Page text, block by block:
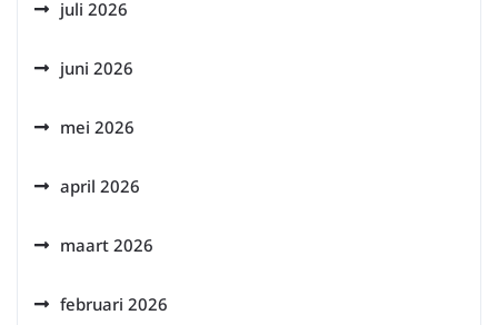
juli 2026
juni 2026
mei 2026
april 2026
maart 2026
februari 2026